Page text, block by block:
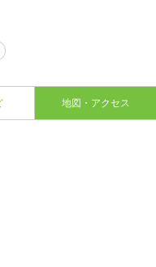
地図・アクセス